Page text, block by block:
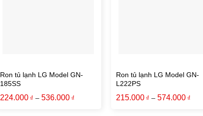
Ron tủ lạnh LG Model GN-
185SS
224.000 ₫ – 536.000 ₫
Ron tủ lạnh LG Model GN-
L222PS
215.000 ₫ – 574.000 ₫